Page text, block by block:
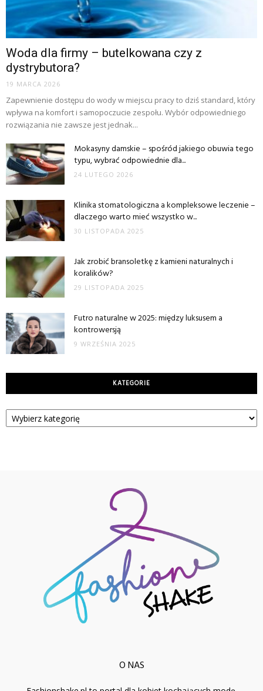
Woda dla firmy – butelkowana czy z
dystrybutora?
19 MARCA 2026
Zapewnienie dostępu do wody w miejscu pracy to dziś standard, który
wpływa na komfort i samopoczucie zespołu. Wybór odpowiedniego
rozwiązania nie zawsze jest jednak...
Mokasyny damskie – spośród jakiego obuwia tego
typu, wybrać odpowiednie dla...
24 LUTEGO 2026
Klinika stomatologiczna a kompleksowe leczenie –
dlaczego warto mieć wszystko w...
30 LISTOPADA 2025
Jak zrobić bransoletkę z kamieni naturalnych i
koralików?
29 LISTOPADA 2025
Futro naturalne w 2025: między luksusem a
kontrowersją
9 WRZEŚNIA 2025
KATEGORIE
Kategorie
O NAS